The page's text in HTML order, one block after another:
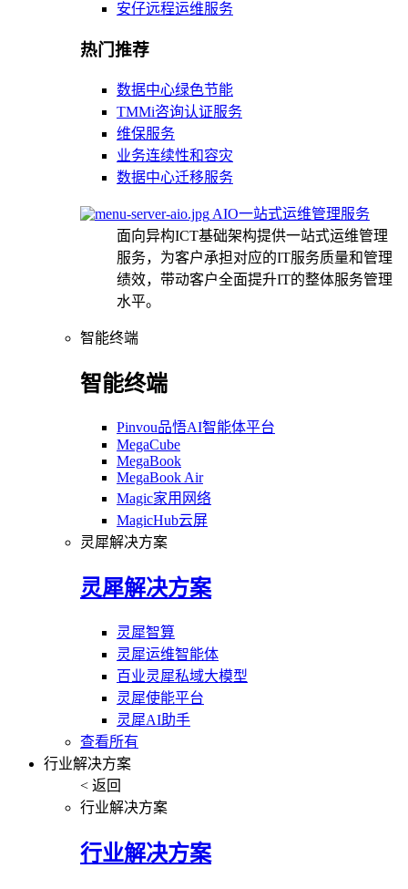
安仔远程运维服务
热门推荐
数据中心绿色节能
TMMi咨询认证服务
维保服务
业务连续性和容灾
数据中心迁移服务
AIO一站式运维管理服务
面向异构ICT基础架构提供一站式运维管理
服务，为客户承担对应的IT服务质量和管理
绩效，带动客户全面提升IT的整体服务管理
水平。
智能终端
智能终端
Pinvou品悟AI智能体平台
MegaCube
MegaBook
MegaBook Air
Magic家用网络
MagicHub云屏
灵犀解决方案
灵犀解决方案
灵犀智算
灵犀运维智能体
百业灵犀私域大模型
灵犀使能平台
灵犀AI助手
查看所有
行业解决方案
< 返回
行业解决方案
行业解决方案